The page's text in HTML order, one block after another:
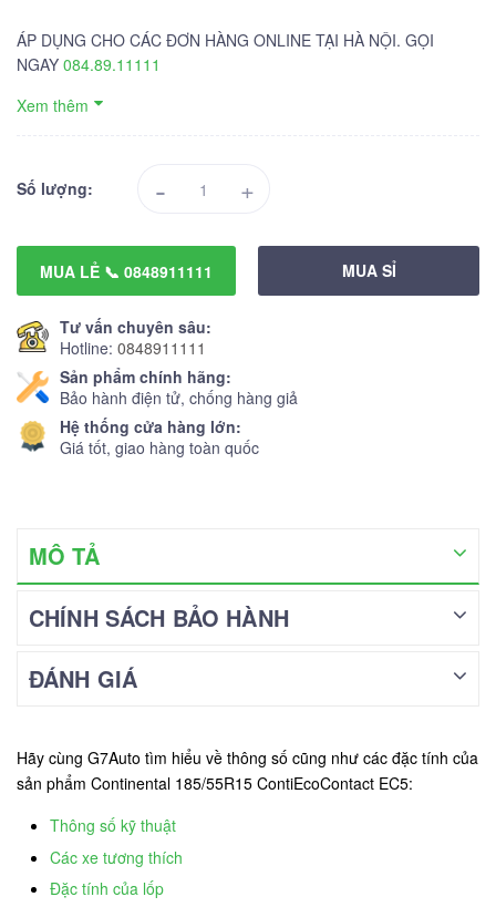
ÁP DỤNG CHO CÁC ĐƠN HÀNG ONLINE TẠI HÀ NỘI. GỌI
NGAY 084.89.11111
Xem thêm
Số lượng: - +
MUA LẺ 📞 0848911111 MUA SỈ
Tư vấn chuyên sâu:
Hotline: 0848911111
Sản phẩm chính hãng:
Bảo hành điện tử, chống hàng giả
Hệ thống cửa hàng lớn:
Giá tốt, giao hàng toàn quốc
MÔ TẢ
CHÍNH SÁCH BẢO HÀNH
ĐÁNH GIÁ
Hãy cùng G7Auto tìm hiểu về thông số cũng như các đặc tính của
sản phẩm Continental 185/55R15 ContiEcoContact EC5:
Thông số kỹ thuật
Các xe tương thích
Đặc tính của lốp